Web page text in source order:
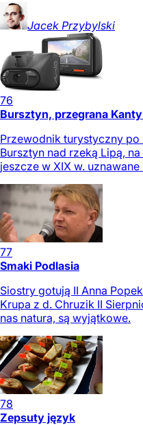
Jacek Przybylski
76
Bursztyn, przegrana
Przewodnik turystyczny
Bursztyn nad rzeką Lipą,
jeszcze w XIX w.
77
Smaki Podlasia
Siostry gotują II Anna
Krupa z d. Chruzik II
nas natura, są wyjątkowe.
78
Zepsuty język